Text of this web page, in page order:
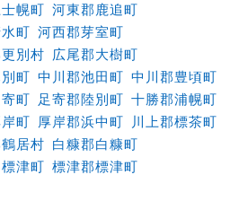
幌町 河東郡鹿追町
水町 河西郡芽室町
別村 広尾郡大樹町
町 中川郡池田町 中川郡豊頃町
町 足寄郡陸別町 十勝郡浦幌町
町 厚岸郡浜中町
川上郡標茶町
居村 白糠郡白糠町
津町 標津郡標津町